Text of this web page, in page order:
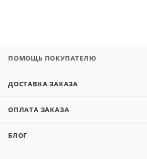
ПОМОЩЬ ПОКУПАТЕЛЮ
ДОСТАВКА ЗАКАЗА
ОПЛАТА ЗАКАЗА
БЛОГ